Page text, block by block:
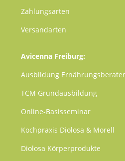
Zahlungsarten
Versandarten
Avicenna Freiburg:
Ausbildung
TCM Grundausbildung
Online-Basisseminar
Kochpraxis Diolosa & Morell
Diolosa Körperprodukte